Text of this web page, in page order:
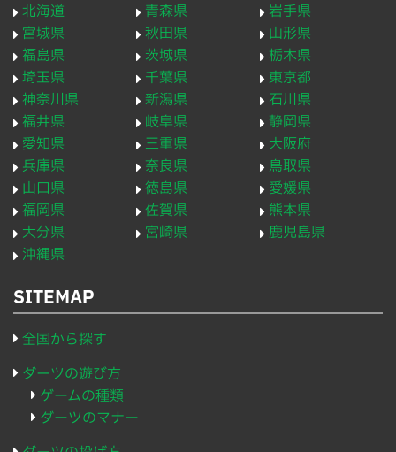
北海道 青森県
岩手県
宮城県
秋田県
山形県
福島県
茨城県
栃木県
埼玉県
千葉県
東京都
神奈川県
新潟県
石川県
福井県
岐阜県
静岡県
愛知県
三重県
大阪府
兵庫県
奈良県
鳥取県
山口県
徳島県
愛媛県
福岡県
佐賀県
熊本県
大分県
宮崎県
鹿児島県
沖縄県
SITEMAP
全国から探す
ダーツの遊び方
ゲームの種類
ダーツのマナー